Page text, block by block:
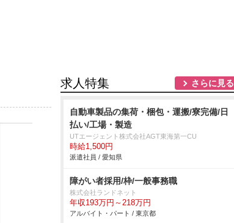
求人特集 さらに見る
自動車製品の集荷・梱包・運搬/寮完備/日
払い/工場・製造
UTエージェント株式会社AGT東海第一CU
時給1,500円
派遣社員 / 愛知県
障がい者採用/枠/一般事務職
株式会社ランドネット
年収193万円～218万円
アルバイト・パート / 東京都